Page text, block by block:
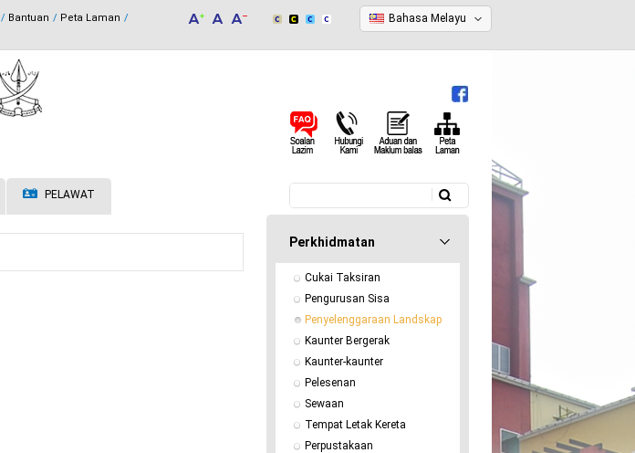
Bantuan
Peta Laman
Bahasa Melayu
PELAWAT
Borang carian
Perkhidmatan
Cukai Taksiran
Pengurusan Sisa
Penyelenggaraan Landskap
Kaunter Bergerak
Kaunter-kaunter
Pelesenan
Sewaan
Tempat Letak Kereta
Perpustakaan